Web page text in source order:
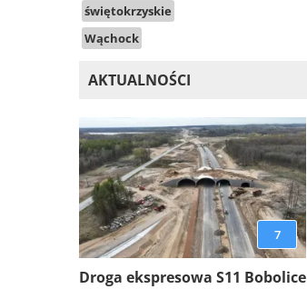
świętokrzyskie
Wąchock
AKTUALNOŚCI
7
Droga ekspresowa S11 Bobolice